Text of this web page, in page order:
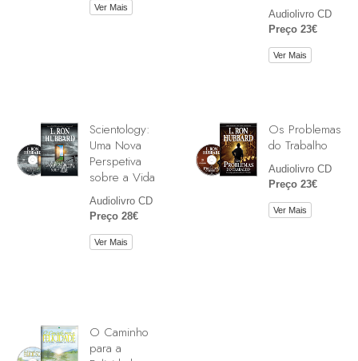
Ver Mais
Audiolivro CD
Preço 23€
Ver Mais
Scientology:
Uma Nova
Perspetiva
sobre a Vida
Audiolivro CD
Preço 28€
Ver Mais
Os Problemas
do Trabalho
Audiolivro CD
Preço 23€
Ver Mais
O Caminho
para a